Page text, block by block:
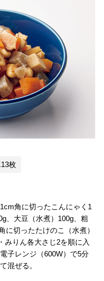
枚
角に切ったこんにゃく1
、大豆（水煮）100g、粗
に切ったたけのこ（水煮）
みりん各大さじ2を順に入
子レンジ（600W）で5分
混ぜる。